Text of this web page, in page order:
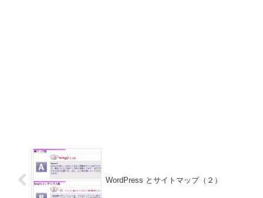
WordPress とサイトマップ（２）